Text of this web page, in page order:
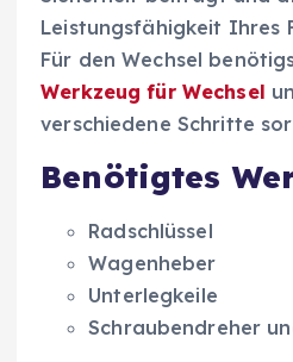
Leistungsfähigkeit Ihres
Für den Wechsel
Werkzeug für Wechsel
verschiedene Schritte
Benötigtes
Radschlüssel
Wagenheber
Unterlegkeile
Schraubendreher